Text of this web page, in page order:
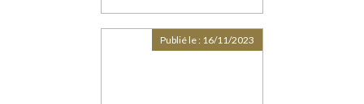
Publié le : 16/11/2023